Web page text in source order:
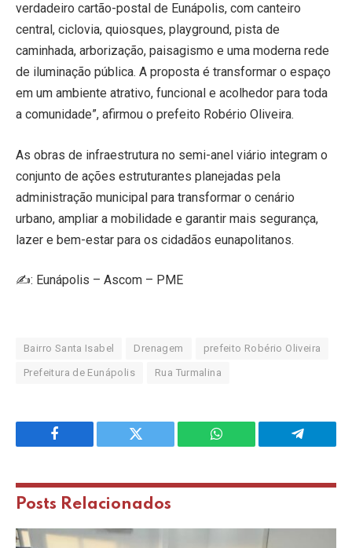
verdadeiro cartão-postal de Eunápolis, com canteiro
central, ciclovia, quiosques, playground, pista de
caminhada, arborização, paisagismo e uma moderna rede
de iluminação pública. A proposta é transformar o espaço
em um ambiente atrativo, funcional e acolhedor para toda
a comunidade”, afirmou o prefeito Robério Oliveira.
As obras de infraestrutura no semi-anel viário integram o
conjunto de ações estruturantes planejadas pela
administração municipal para transformar o cenário
urbano, ampliar a mobilidade e garantir mais segurança,
lazer e bem-estar para os cidadãos eunapolitanos.
✍️: Eunápolis – Ascom – PME
Bairro Santa Isabel Drenagem prefeito Robério Oliveira
Prefeitura de Eunápolis Rua Turmalina
Facebook Twitter WhatsApp Telegram
Posts Relacionados